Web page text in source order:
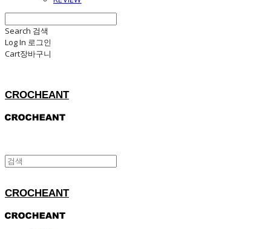
Search 검색
Log In 로그인
Cart장바구니
CROCHEANT
CROCHEANT